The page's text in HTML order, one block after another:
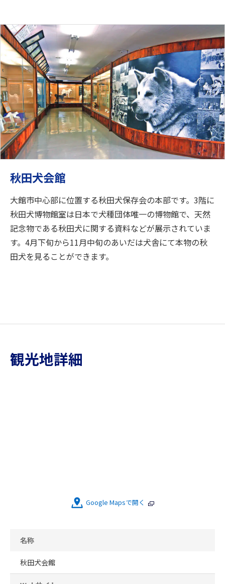
秋田犬会館
大館市中心部に位置する秋田犬保存会の本部です。3階に
秋田犬博物館室は日本で犬種団体唯一の博物館で、天然
記念物である秋田犬に関する資料などが展示されていま
す。4月下旬から11月中旬のあいだは犬舎にて本物の秋
田犬を見ることができます。
観光地詳細
Google Mapsで開く
名称
秋田犬会館